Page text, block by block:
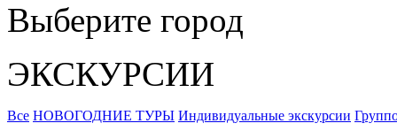
Выберите город
ЭКСКУРСИИ
Все НОВОГОДНИЕ ТУРЫ Индивидуальные экскурсии